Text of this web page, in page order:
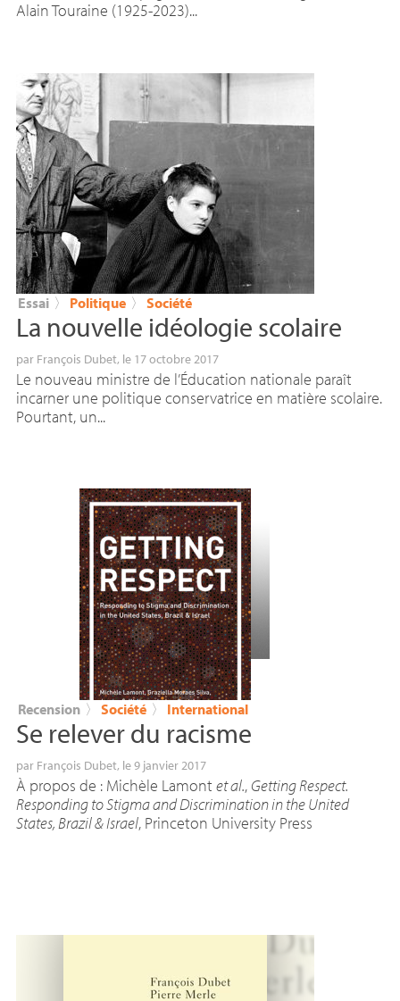
Alain Touraine (1925-2023)...
Essai 〉 Politique 〉 Société
La nouvelle idéologie scolaire
par François Dubet, le 17 octobre 2017
Le nouveau ministre de l’Éducation nationale paraît
incarner une politique conservatrice en matière scolaire.
Pourtant, un...
Recension 〉 Société 〉 International
Se relever du racisme
par François Dubet, le 9 janvier 2017
À propos de : Michèle Lamont et al., Getting Respect.
Responding to Stigma and Discrimination in the United
States, Brazil & Israel, Princeton University Press